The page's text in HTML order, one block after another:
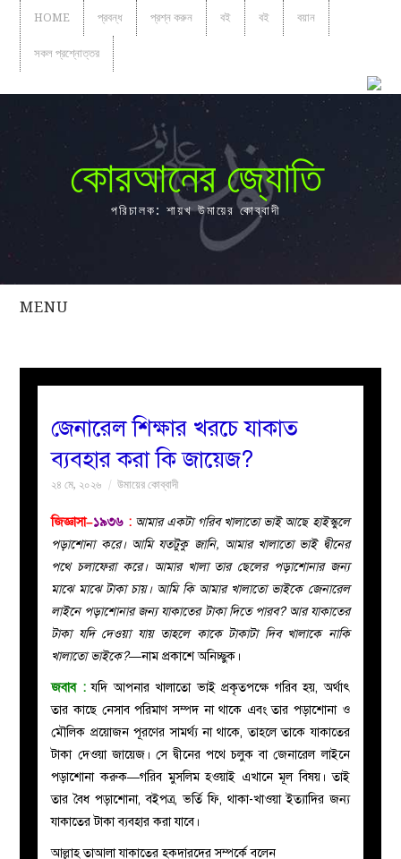
HOME প্রবন্ধ প্রশ্ন করুন বই বই বয়ান
সকল প্রশ্নোত্তর
কোরআনের জ্যোতি
পরিচালক: শায়খ উমায়ের কোব্বাদী
MENU
সকল
নারীদের
মজলিস
করুন
জেনারেল শিক্ষার খরচে যাকাত
ব্যবহার করা কি জায়েজ?
২৪ মে, ২০২৬ উমায়ের কোব্বাদী
জিজ্ঞাসা–১৯৩৬ : আমার একটা গরিব খালাতো ভাই আছে হাইস্কুলে
পড়াশোনা করে। আমি যতটুকু জানি, আমার খালাতো ভাই দ্বীনের
পথে চলাফেরা করে। আমার খালা তার ছেলের পড়াশোনার জন্য
মাঝে মাঝে টাকা চায়। আমি কি আমার খালাতো ভাইকে জেনারেল
লাইনে পড়াশোনার জন্য যাকাতের টাকা দিতে পারব? আর যাকাতের
টাকা যদি দেওয়া যায় তাহলে কাকে টাকাটা দিব খালাকে নাকি
খালাতো ভাইকে?—নাম প্রকাশে অনিচ্ছুক।
জবাব :যদি আপনার খালাতো ভাই প্রকৃতপক্ষে গরিব হয়, অর্থাৎ
তার কাছে নেসাব পরিমাণ সম্পদ না থাকে এবং তার পড়াশোনা ও
মৌলিক প্রয়োজন পূরণের সামর্থ্য না থাকে, তাহলে তাকে যাকাতের
টাকা দেওয়া জায়েজ। সে দ্বীনের পথে চলুক বা জেনারেল লাইনে
পড়াশোনা করুক—গরিব মুসলিম হওয়াই এখানে মূল বিষয়। তাই
তার বৈধ পড়াশোনা, বইপত্র, ভর্তি ফি, থাকা-খাওয়া ইত্যাদির জন্য
যাকাতের টাকা ব্যবহার করা যাবে।
আল্লাহ তাআলা যাকাতের হকদারদের সম্পর্কে বলেন